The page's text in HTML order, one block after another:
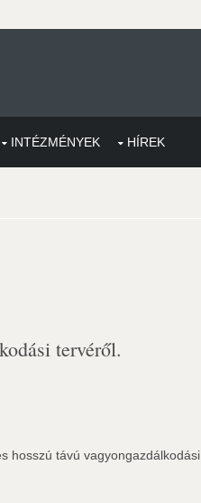
INTÉZMÉNYEK HÍREK
tervéről.
hosszú távú vagyongazdálkodási